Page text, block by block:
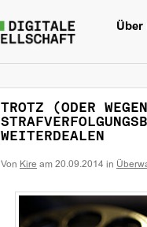
Über
TROTZ (ODER
WEITERDEALEN
Von Kire am 20.09.2014 in